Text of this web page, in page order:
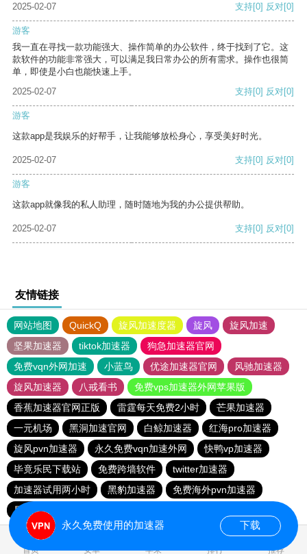
2025-02-07 支持[0] 反对[0]
游客
我一直在寻找一款功能强大、操作简单的办公软件，终于找到了它。这
款软件的功能非常强大，可以满足我日常办公的所有需求。操作也很简
单，即使是小白也能快速上手。
2025-02-07
支持[0] 反对[0]
游客
这款app是我娱乐的好帮手，让我能够放松身心，享受美好时光。
2025-02-07 支持[0] 反对[0]
游客
这款app就像我的私人助理，随时随地为我的办公提供帮助。
2025-02-07 支持[0] 反对[0]
友情链接
网站地图 QuickQ 旋风加速度器 旋风
旋风加速
坚果加速器
tiktok加速器
狗急加速器官网
免费vqn外网加速
小蓝鸟 优途加速器官网
风驰加速器
旋风加速器
八戒看书
免费vps加速器外网苹果版
香蕉加速器官网正版
雷霆每天免费2小时
芒果加速器
一元机场
黑洞加速官网 白鲸加速器
红海pro加速器
旋风pvn加速器
永久免费vqn加速外网
快鸭vp加速器
毕竟乐民下载站
免费跨墙软件
twitter加速器
加速器试用两小时
黑豹加速器
免费海外pvn加速器
星云加速器
首页 安卓 苹果 排行 推荐
永久免费使用的加速器 下载